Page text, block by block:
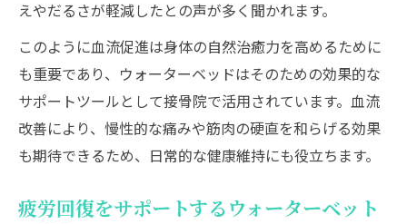
えやだるさが軽減したとの声が多く聞かれます。
このように血流促進は身体の自然治癒力を高めるために
も重要であり、ウォーターベッドはそのための効果的な
サポートツールとして接骨院で活用されています。血流
改善により、慢性的な痛みや筋肉の硬直を和らげる効果
も期待できるため、日常的な健康維持にも役立ちます。
疲労回復をサポートするウォーターベット